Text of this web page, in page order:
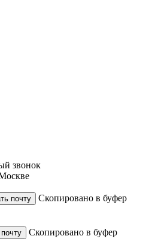
звонок
почту
Скопировано в буфер
Скопировано в буфер